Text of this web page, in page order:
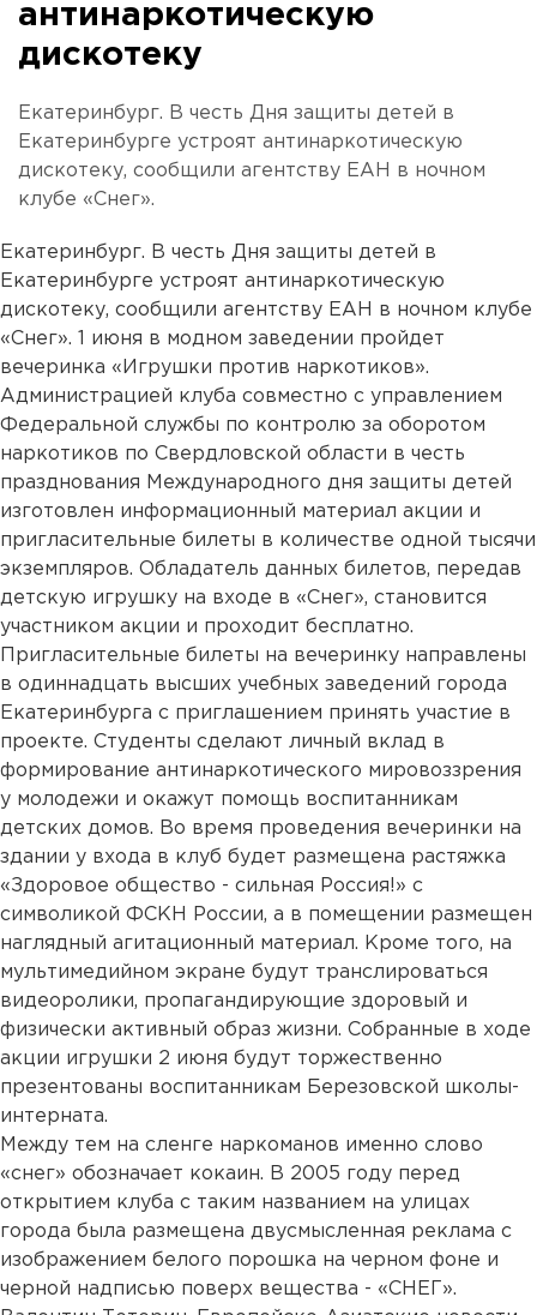
антинаркотическую
дискотеку
Екатеринбург. В честь Дня защиты детей в
Екатеринбурге устроят антинаркотическую
дискотеку, сообщили агентству ЕАН в ночном
клубе «Снег».
Екатеринбург. В честь Дня защиты детей в
Екатеринбурге устроят антинаркотическую
дискотеку, сообщили агентству ЕАН в ночном клубе
«Снег». 1 июня в модном заведении пройдет
вечеринка «Игрушки против наркотиков».
Администрацией клуба совместно с управлением
Федеральной службы по контролю за оборотом
наркотиков по Свердловской области в честь
празднования Международного дня защиты детей
изготовлен информационный материал акции и
пригласительные билеты в количестве одной тысячи
экземпляров. Обладатель данных билетов, передав
детскую игрушку на входе в «Снег», становится
участником акции и проходит бесплатно.
Пригласительные билеты на вечеринку направлены
в одиннадцать высших учебных заведений города
Екатеринбурга с приглашением принять участие в
проекте. Студенты сделают личный вклад в
формирование антинаркотического мировоззрения
у молодежи и окажут помощь воспитанникам
детских домов. Во время проведения вечеринки на
здании у входа в клуб будет размещена растяжка
«Здоровое общество - сильная Россия!» с
символикой ФСКН России, а в помещении размещен
наглядный агитационный материал. Кроме того, на
мультимедийном экране будут транслироваться
видеоролики, пропагандирующие здоровый и
физически активный образ жизни. Собранные в ходе
акции игрушки 2 июня будут торжественно
презентованы воспитанникам Березовской школы-
интерната.
Между тем на сленге наркоманов именно слово
«снег» обозначает кокаин. В 2005 году перед
открытием клуба с таким названием на улицах
города была размещена двусмысленная реклама с
изображением белого порошка на черном фоне и
черной надписью поверх вещества - «СНЕГ».